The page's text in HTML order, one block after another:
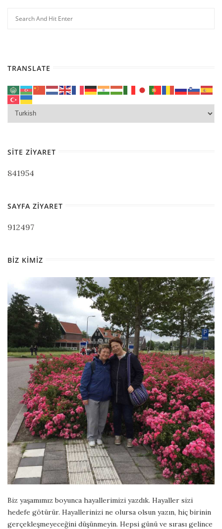
TRANSLATE
SITE ZIYARET
841954
SAYFA ZIYARET
912497
BIZ KIMIZ
Biz yaşamımız boyunca hayallerimizi yazdık. Hayaller sizi
hedefe götürür. Hayallerinizi ne olursa olsun yazın, hiç birinin
gerçekleşmeyeceğini düşünmeyin. Hepsi günü ve sırası gelince